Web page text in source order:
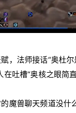
，法师接话“奥杜尔
吐槽“奥核之眼简直
魔兽聊天频道没什